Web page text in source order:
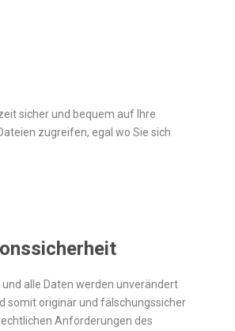
sicher und bequem auf Ihre
zugreifen, egal wo Sie sich
alle Daten werden unverändert
somit originär und fälschungssicher
Anforderungen des